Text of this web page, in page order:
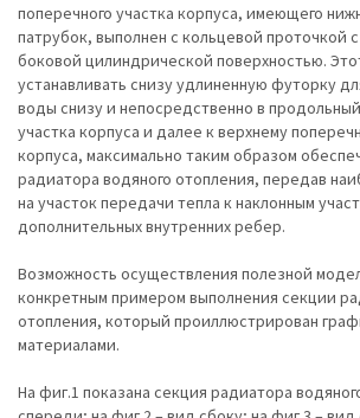
поперечного участка корпуса, имеющего
патрубок, выполнен с кольцевой проточкой
боковой цилиндрической поверхностью.
устанавливать снизу удлиненную футорку
воды снизу и непосредственно в
участка корпуса и далее к верхнему
корпуса, максимально таким образом
радиатора водяного отопления, передав
на участок передачи тепла к наклонным
дополнительных внутренних ребер.
Возможность осуществления полезной
конкретным примером выполнения секции
отопления, который проиллюстрирован
материалами.
На фиг.1 показана секция радиатора